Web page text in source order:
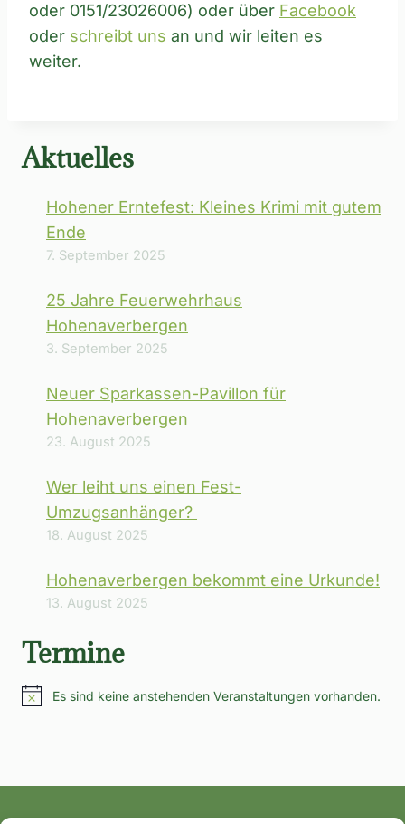
oder 0151/23026006) oder über Facebook
oder schreibt uns an und wir leiten es
weiter.
Aktuelles
Hohener Erntefest: Kleines Krimi mit gutem
Ende
7. September 2025
25 Jahre Feuerwehrhaus
Hohenaverbergen
3. September 2025
Neuer Sparkassen-Pavillon für
Hohenaverbergen
23. August 2025
Wer leiht uns einen Fest-
Umzugsanhänger?
18. August 2025
Hohenaverbergen bekommt eine Urkunde!
13. August 2025
Termine
HinweisEs sind keine anstehenden Veranstaltungen vorhanden.